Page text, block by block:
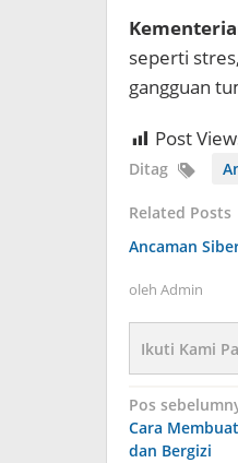
seperti
gangguan
Post
Ditag
Related Posts
Ancaman
oleh Admin
Ikuti Kami
Navigasi
pos
Pos
Cara
dan Bergizi